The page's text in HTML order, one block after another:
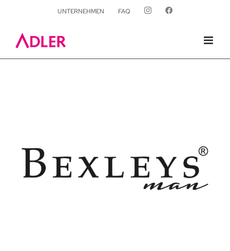
UNTERNEHMEN FAQ